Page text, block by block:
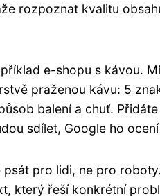
rozpoznat kvalitu
e-shopu s kávou.
praženou kávu: 5
balení a chuť.
sdílet, Google ho
psát pro lidi, ne pro
který řeší konkrétní